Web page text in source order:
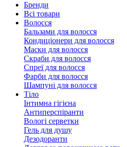
Бренди
Всі товари
Волосся
Бальзами для волосся
Кондиціонери для волосся
Маски для волосся
Скраби для волосся
Спреї для волосся
Фарби для волосся
Шампуні для волосся
Тіло
Інтимна гігієна
Антиперспіранти
Вологі серветки
Гель для душу
Дезодоранти